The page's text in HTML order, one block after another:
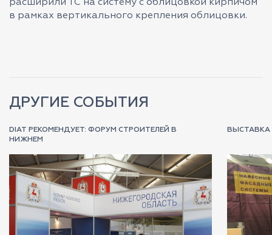
расширили ТС на систему с облицовкой кирпичом
в рамках вертикального крепления облицовки.
ДРУГИЕ СОБЫТИЯ
DIAT РЕКОМЕНДУЕТ: ФОРУМ СТРОИТЕЛЕЙ В
НИЖНЕМ
ВЫСТАВКА